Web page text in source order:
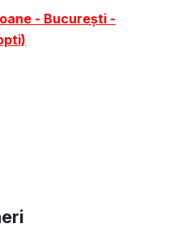
- București -